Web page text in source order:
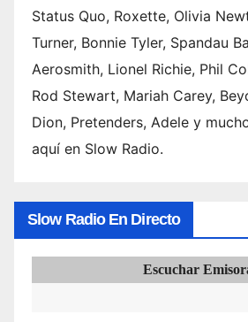
Status Quo, Roxette, Olivia
Turner, Bonnie Tyler, Spandau
Aerosmith, Lionel Richie, Phil
Rod Stewart, Mariah Carey,
Dion, Pretenders, Adele y
aquí en Slow Radio.
Slow Radio En Directo
Escuchar